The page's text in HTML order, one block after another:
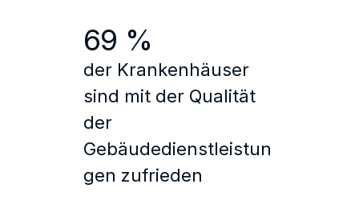
69 %
der Krankenhäuser
sind mit der Qualität
der
Gebäudedienstleistun
gen zufrieden